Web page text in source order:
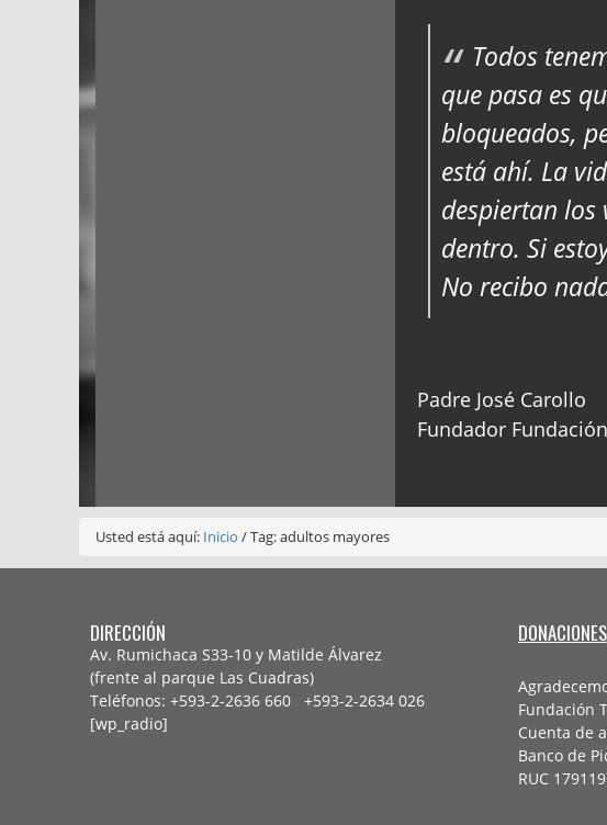
Todos
que pasa es
bloqueados,
está ahí. La
despiertan los
dentro. Si
No recibo
Padre José Carollo
Fundador
Usted está aquí: Inicio /Tag: adultos mayores
DIRECCIÓN
Av. Rumichaca S33-10 y Matilde Álvarez
(frente al parque Las Cuadras)
Teléfonos: +593-2-2636 660 +593-2-2634 026
[wp_radio]
DONACIONES
Fundación
Cuenta de
Banco de
RUC